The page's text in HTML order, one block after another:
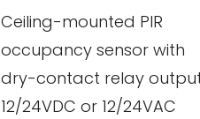
Ceiling-mounted PIR
occupancy sensor with
dry-contact relay
12/24VDC or 12/24VAC